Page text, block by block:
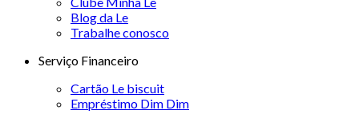
Blog da Le
Trabalhe conosco
Serviço Financeiro
Cartão Le biscuit
Empréstimo Dim Dim